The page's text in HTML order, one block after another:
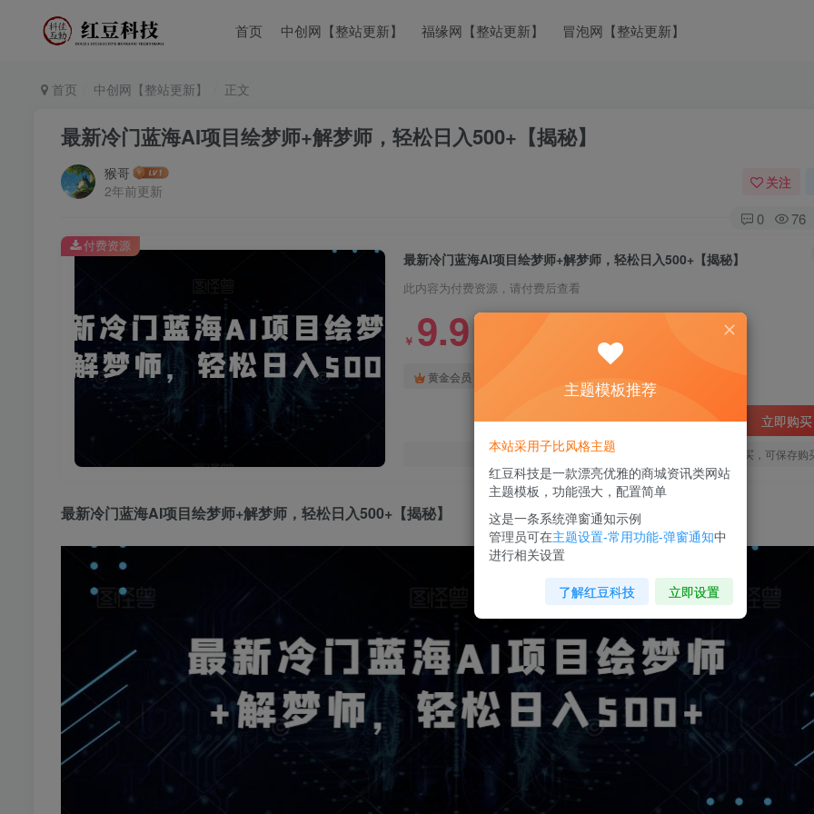
首页 中创网【整站更新】 福缘网【整站更新】 冒泡网【整站更新】
首页 中创网【整站更新】 正文
最新冷门蓝海AI项目绘梦师+解梦师，轻松日入500+【揭秘】
猴哥
2年前更新
关注
0 76
最新冷门蓝海AI项目绘梦师+解梦师，轻松日入500+【揭秘】
此内容为付费资源，请付费后查看
￥ 9.9
黄金会员
立即购买
您当前未登录！建议登陆后购买，可保存购
付费资源
最新冷门蓝海AI项目绘梦师+解梦师，轻松日入500+【揭秘】
主题模板推荐
本站采用子比风格主题
红豆科技是一款漂亮优雅的商城资讯类网站
主题模板，功能强大，配置简单
这是一条系统弹窗通知示例
管理员可在主题设置-常用功能-弹窗通知中
进行相关设置
了解红豆科技 立即设置